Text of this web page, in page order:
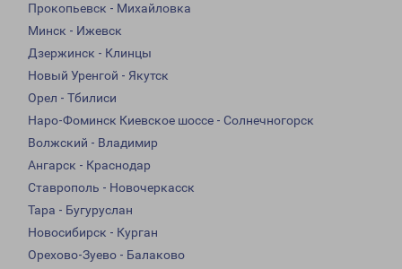
Прокопьевск - Михайловка
Минск - Ижевск
Дзержинск - Клинцы
Новый Уренгой - Якутск
Орел - Тбилиси
Наро-Фоминск Киевское шоссе - Солнечногорск
Волжский - Владимир
Ангарск - Краснодар
Ставрополь - Новочеркасск
Тара - Бугуруслан
Новосибирск - Курган
Орехово-Зуево - Балаково